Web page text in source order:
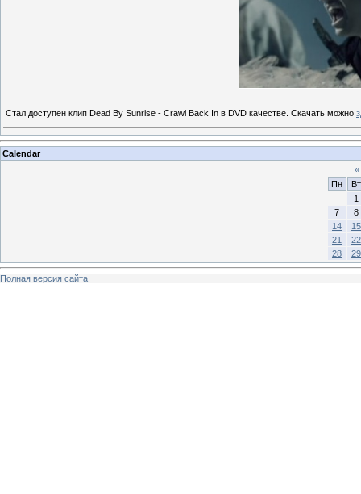
Стал доступен клип Dead By Sunrise - Crawl Back In в DVD качестве. Скачать можно
Calendar
«
Пн
Вт
1
7
8
14
15
21
22
28
29
Полная версия сайта